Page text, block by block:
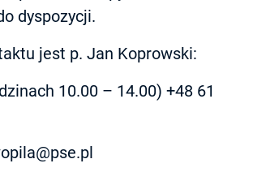
dyspozycji.
jest p. Jan Koprowski:
10.00 – 14.00) +48 61